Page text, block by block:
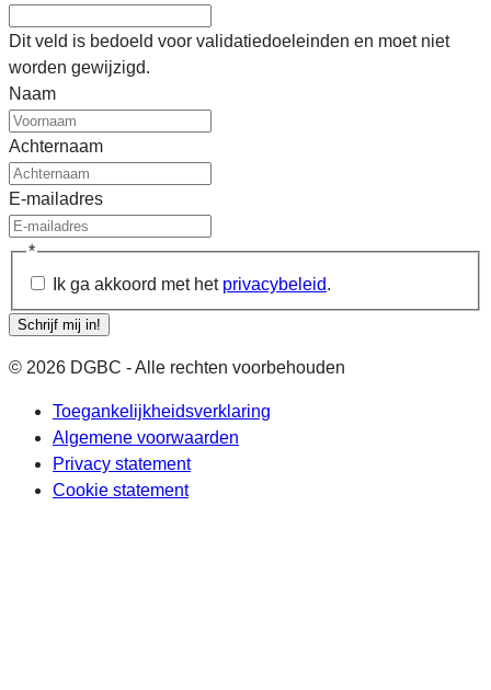
Dit veld is bedoeld voor validatiedoeleinden en moet niet
worden gewijzigd.
Naam
Achternaam
E-mailadres
*
Ik ga akkoord met het privacybeleid.
Schrijf mij in!
© 2026 DGBC - Alle rechten voorbehouden
Toegankelijkheidsverklaring
Algemene voorwaarden
Privacy statement
Cookie statement